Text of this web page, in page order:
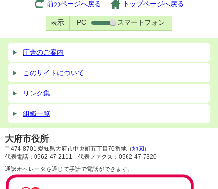
前のページへ戻る トップページへ戻る
表示 PC スマートフォン
庁舎のご案内
このサイトについて
リンク集
組織一覧
大府市役所
〒474-8701 愛知県大府市中央町五丁目70番地（地図 ）
代表電話：0562-47-2111 代表ファクス：0562-47-7320
通訳オペレータを通じて手話で電話ができます。